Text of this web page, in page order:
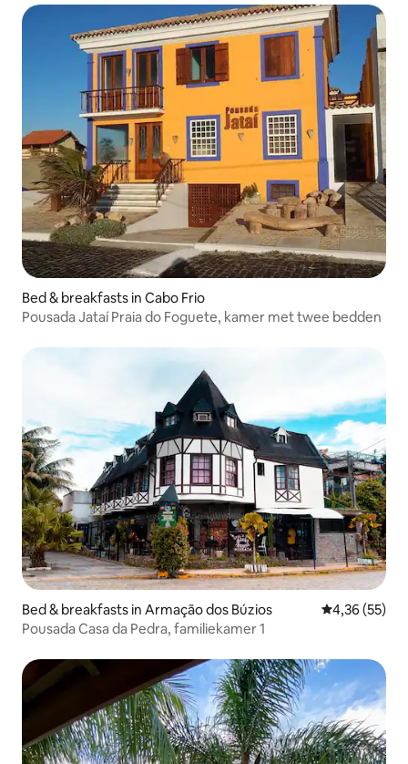
Bed & breakfasts in Cabo Frio
Pousada Jataí Praia do Foguete, kamer met twee bedden
Bed & breakfasts in Armação dos Búzios Gemiddelde
4,36 (55)
Pousada Casa da Pedra, familiekamer 1